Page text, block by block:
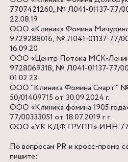
7707421260, № Л041-01137-77/
22.08.19
ООО «Клиника Фомина
9729288016, № Л041-01137-77/
16.09.20
ООО «Центр Потока МСК-
9728069318, № Л041-01137-77/
01.02.23
ООО "Клиника Фомина Смарт"
50/01409715 от 30.09.2024 г.
ООО «Клиника фомина 1905
77/00333051 от 18.07.2019 г. г.
ООО «УК КДФ ГРУПП» ИНН
По вопросам PR и кросс-промо
пишите: